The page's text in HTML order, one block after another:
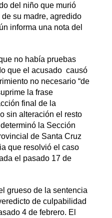
del niño que murió
su madre, agredido
informa una nota del
no había pruebas
que el acusado causó
no necesario “de
la frase
final de la
sin alteración el resto
la Sección
de Santa Cruz
que resolvió el caso
el pasado 17 de
grueso de la sentencia
de culpabilidad
4 de febrero. El